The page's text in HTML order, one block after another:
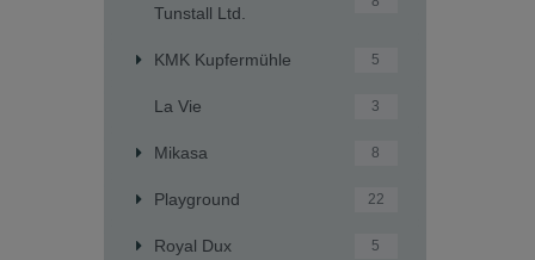
Tunstall Ltd.
KMK Kupfermühle 5
La Vie 3
Mikasa 8
Playground 22
Royal Dux 5